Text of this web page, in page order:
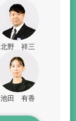
北野 祥三
池田 有香